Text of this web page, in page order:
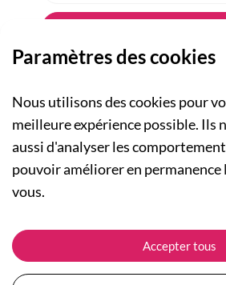
A PROPOS
Qui sommes-nous ?
Actualités
Nos engagements
Plan du site
Collection Femme
Collection Enfants
ASSISTANCE
Suivre ma commande
Expédition et livraison
Paramètres des cookies
Nous utilisons des cookies pour
meilleure expérience possible. Ils
aussi d'analyser les
pouvoir améliorer en permanence
vous.
Accepter tous